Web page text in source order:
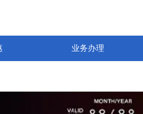
业务办理